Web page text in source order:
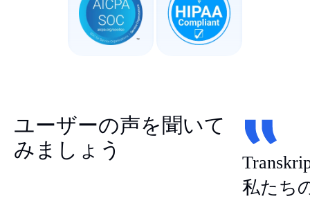
ユーザーの声を聞いて
みましょう
私たち